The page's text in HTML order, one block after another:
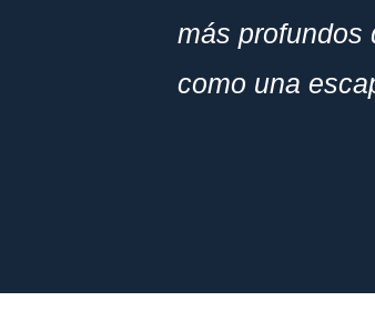
más profundos
como una